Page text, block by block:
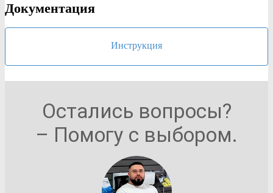
Документация
Инструкция
Остались вопросы?
– Помогу с выбором.